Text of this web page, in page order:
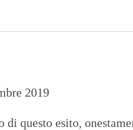
I
2019
di questo esito,